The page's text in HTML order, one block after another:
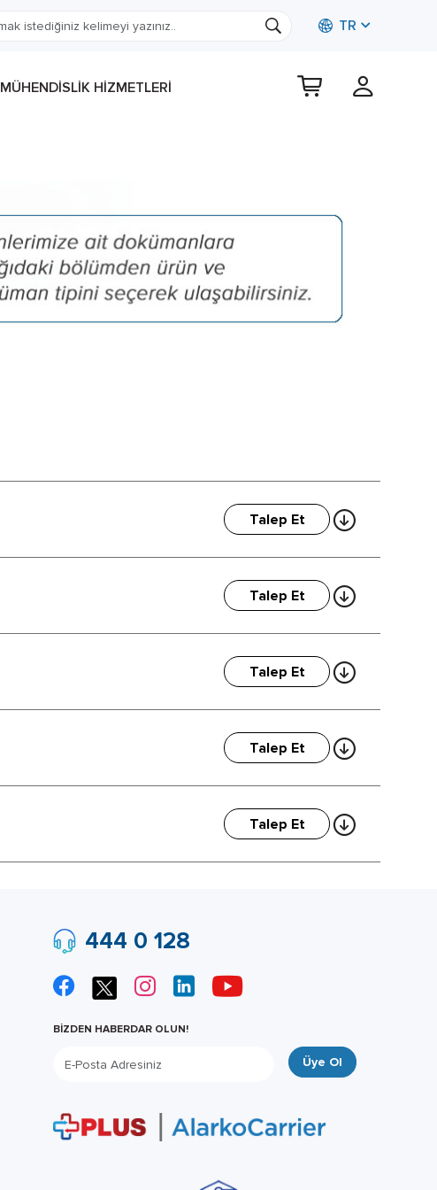
TR
MÜHENDISLIK HIZMETLERI
Talep Et
Talep Et
Talep Et
Talep Et
Talep Et
444 0 128
BİZDEN HABERDAR OLUN!
Üye Ol